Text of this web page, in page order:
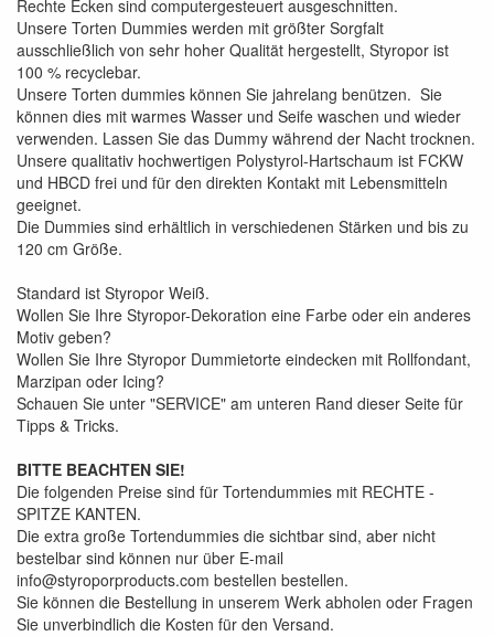
Rechte Ecken sind computergesteuert ausgeschnitten.
Unsere Torten Dummies werden mit größter Sorgfalt
ausschließlich von sehr hoher Qualität hergestellt, Styropor ist
100 % recyclebar.
Unsere Torten dummies können Sie jahrelang benützen. Sie
können dies mit warmes Wasser und Seife waschen und wieder
verwenden. Lassen Sie das Dummy während der Nacht trocknen.
Unsere qualitativ hochwertigen Polystyrol-Hartschaum ist FCKW
und HBCD frei und für den direkten Kontakt mit Lebensmitteln
geeignet.
Die Dummies sind erhältlich in verschiedenen Stärken und bis zu
120 cm Größe.
Standard ist Styropor Weiß.
Wollen Sie Ihre Styropor-Dekoration eine Farbe oder ein anderes
Motiv geben?
Wollen Sie Ihre Styropor Dummietorte eindecken mit Rollfondant,
Marzipan oder Icing?
Schauen Sie unter "SERVICE" am unteren Rand dieser Seite für
Tipps & Tricks.
BITTE BEACHTEN SIE!
Die folgenden Preise sind für Tortendummies mit RECHTE -
SPITZE KANTEN.
Die extra große Tortendummies die sichtbar sind, aber nicht
bestelbar sind können nur über E-mail
info@styroporproducts.com bestellen bestellen.
Sie können die Bestellung in unserem Werk abholen oder Fragen
Sie unverbindlich die Kosten für den Versand.